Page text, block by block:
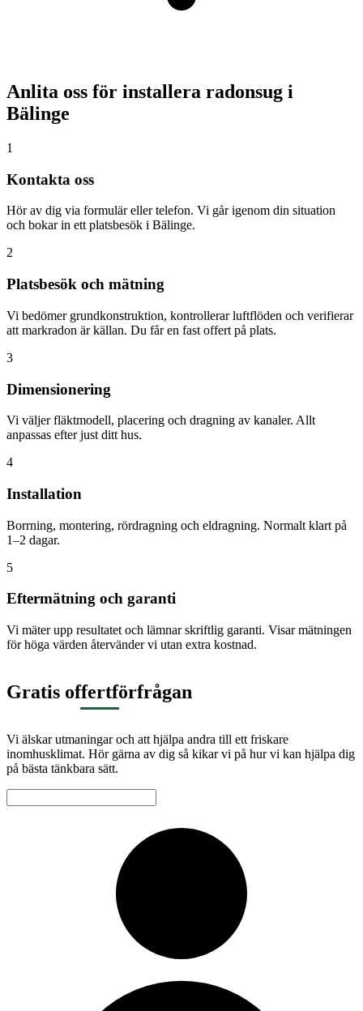
Anlita oss för installera radonsug i
Bälinge
1
Kontakta oss
Hör av dig via formulär eller telefon. Vi går igenom din situation
och bokar in ett platsbesök i Bälinge.
2
Platsbesök och mätning
Vi bedömer grundkonstruktion, kontrollerar luftflöden och verifierar
att markradon är källan. Du får en fast offert på plats.
3
Dimensionering
Vi väljer fläktmodell, placering och dragning av kanaler. Allt
anpassas efter just ditt hus.
4
Installation
Borrning, montering, rördragning och eldragning. Normalt klart på
1–2 dagar.
5
Eftermätning och garanti
Vi mäter upp resultatet och lämnar skriftlig garanti. Visar mätningen
för höga värden återvänder vi utan extra kostnad.
Gratis offertförfrågan
Vi älskar utmaningar och att hjälpa andra till ett friskare
inomhusklimat. Hör gärna av dig så kikar vi på hur vi kan hjälpa dig
på bästa tänkbara sätt.